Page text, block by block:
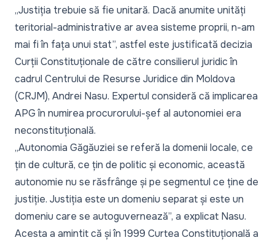
„Justiția trebuie să fie unitară. Dacă anumite unități
teritorial-administrative ar avea sisteme proprii, n-am
mai fi în fața unui stat”, astfel este justificată decizia
Curții Constituționale de către consilierul juridic în
cadrul Centrului de Resurse Juridice din Moldova
(CRJM), Andrei Nasu. Expertul consideră că implicarea
APG în numirea procurorului-șef al autonomiei era
neconstituțională.
„Autonomia Găgăuziei se referă la domenii locale, ce
țin de cultură, ce țin de politic și economic, această
autonomie nu se răsfrânge și pe segmentul ce ține de
justiție. Justiția este un domeniu separat și este un
domeniu care se autoguvernează”, a explicat Nasu.
Acesta a amintit că și în 1999 Curtea Constituțională a